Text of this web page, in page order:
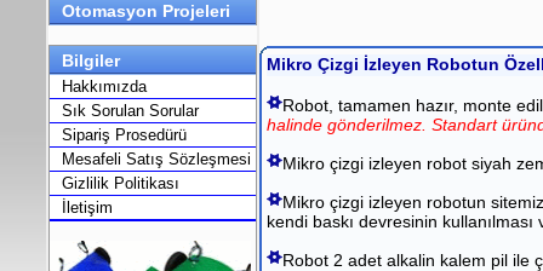
Otomasyon Projeleri
Bilgiler
Hakkımızda
Sık Sorulan Sorular
Sipariş Prosedürü
Mesafeli Satış Sözleşmesi
Gizlilik Politikası
İletişim
Mikro Çizgi İzleyen Robotun
Robot, tamamen hazır, monte
halinde gönderilmez. Standart
Mikro çizgi izleyen robot siyah
Mikro çizgi izleyen robotun
kendi baskı devresinin
Robot 2 adet alkalin kalem pil ile